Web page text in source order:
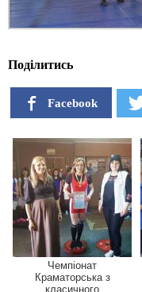
Поділитись
Facebook
Чемпіонат
Краматорська з
класичного